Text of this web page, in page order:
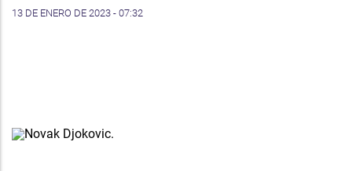
13 DE ENERO DE 2023 - 07:32